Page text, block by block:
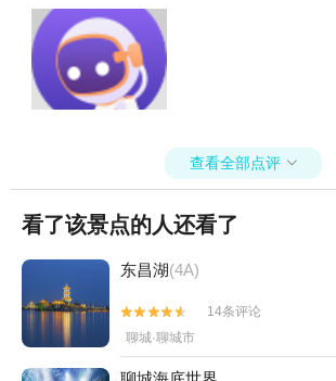
查看全部点评 
看了该景点的人还看了
东昌湖(4A)


14条评论
聊城·聊城市